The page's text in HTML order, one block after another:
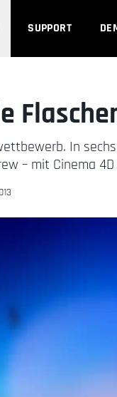
SUPPORT
In
– mit Cinema